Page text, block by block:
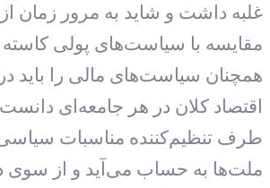
غلبه داشت و شاید به مرور زمان
مقایسه با سیاست‌های پولی
همچنان سیاست‌های مالی را باید
اقتصاد کلان در هر جامعه‌ای
طرف تنظیم‌کننده مناسبات
ملت‌ها به حساب می‌آید و از سوی